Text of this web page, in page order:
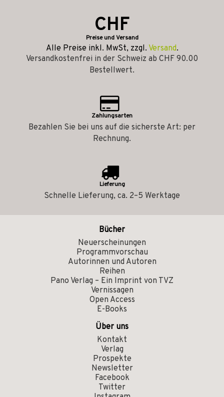
CHF
Preise und Versand
Alle Preise inkl. MwSt, zzgl. Versand.
Versandkostenfrei in der Schweiz ab CHF 90.00
Bestellwert.
Zahlungsarten
Bezahlen Sie bei uns auf die sicherste Art: per
Rechnung.
Lieferung
Schnelle Lieferung, ca. 2–5 Werktage
Bücher
Neuerscheinungen
Programmvorschau
Autorinnen und Autoren
Reihen
Pano Verlag – Ein Imprint von TVZ
Vernissagen
Open Access
E-Books
Über uns
Kontakt
Verlag
Prospekte
Newsletter
Facebook
Twitter